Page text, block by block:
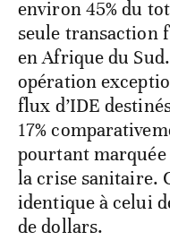
environ 45% du
seule transaction
en Afrique du
opération
flux d’IDE
17%
pourtant marquée
la crise sanitaire.
identique à celui
de dollars.